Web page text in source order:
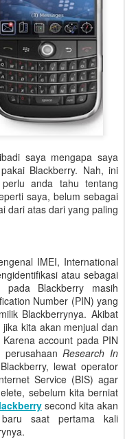
saya mengapa saya
Blackberry. Nah, ini
anda tahu tentang
saya, belum sebagai
dari atas dari yang paling
IMEI, International
atau sebagai
Blackberry masih
Number (PIN) yang
Blackberrynya. Akibat
kita akan menjual dan
account pada PIN
perusahaanResearch In
lewat operator
Service (BIS) agar
sebelum kita berniat
second kita akan
saat pertama kali